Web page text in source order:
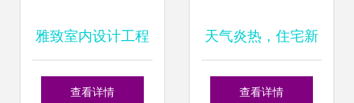
雅致室内设计工程
公司 打造梦想住宅
查看详情
天气炎热，住宅新
风系统有用吗？效
查看详情